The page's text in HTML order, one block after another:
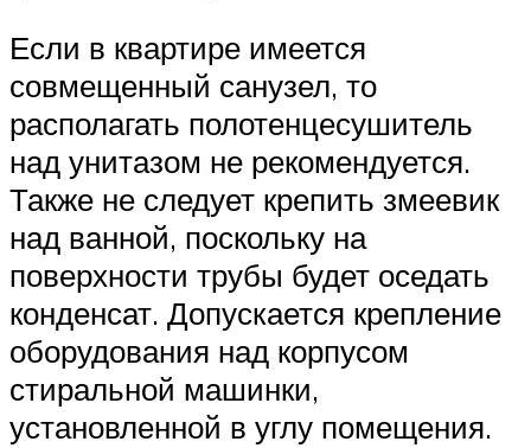
Если в квартире имеется
совмещенный санузел, то
располагать полотенцесушитель
над унитазом не рекомендуется.
Также не следует крепить змеевик
над ванной, поскольку на
поверхности трубы будет оседать
конденсат. Допускается крепление
оборудования над корпусом
стиральной машинки,
установленной в углу помещения.